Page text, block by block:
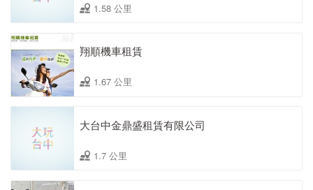
1.58 公里
翔順機車租賃
1.67 公里
大台中金鼎盛租賃有限公司
1.7 公里